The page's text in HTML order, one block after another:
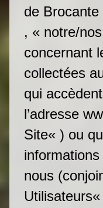
de
, « notre/
concernant
collectées
qui
l’adresse
Site« ) ou
nous
Utilisateurs«